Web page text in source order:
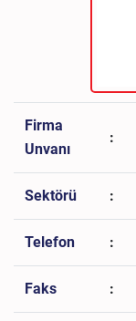
Firma
Unvanı
:
Sektörü :
Telefon :
Faks :